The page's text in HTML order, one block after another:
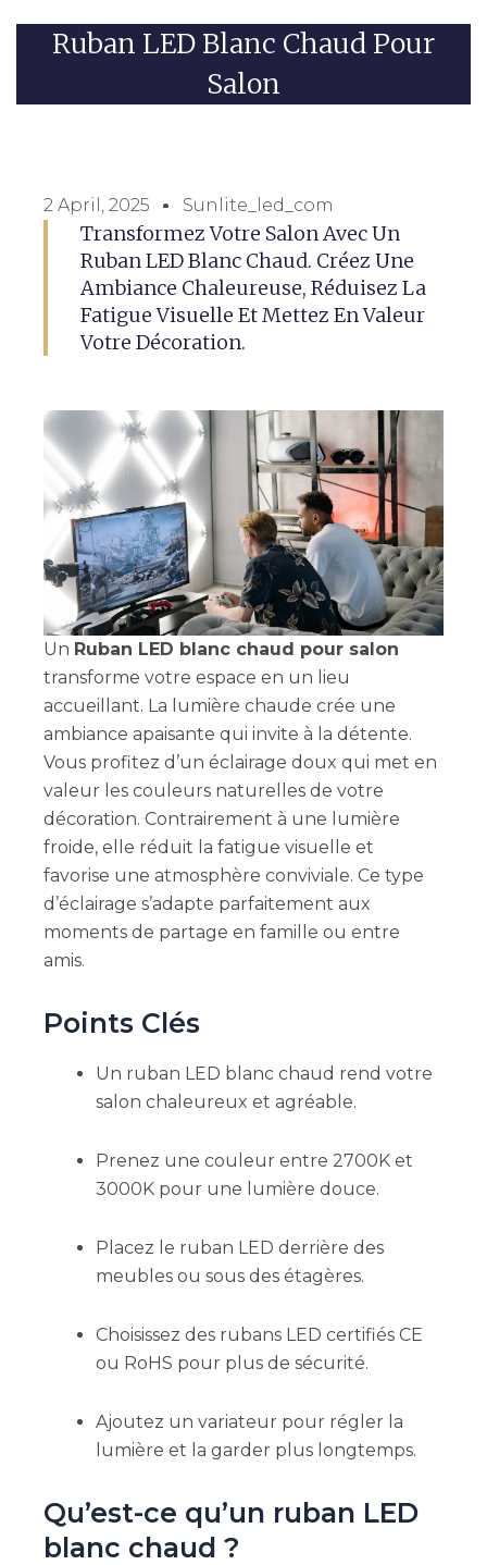
Ruban LED Blanc Chaud Pour
Salon
2 April, 2025 Sunlite_led_com
Transformez Votre Salon Avec Un
Ruban LED Blanc Chaud. Créez Une
Ambiance Chaleureuse, Réduisez La
Fatigue Visuelle Et Mettez En Valeur
Votre Décoration.
Un Ruban LED blanc chaud pour salon
transforme votre espace en un lieu
accueillant. La lumière chaude crée une
ambiance apaisante qui invite à la détente.
Vous profitez d’un éclairage doux qui met en
valeur les couleurs naturelles de votre
décoration. Contrairement à une lumière
froide, elle réduit la fatigue visuelle et
favorise une atmosphère conviviale. Ce type
d’éclairage s’adapte parfaitement aux
moments de partage en famille ou entre
amis.
Points Clés
Un ruban LED blanc chaud rend votre
salon chaleureux et agréable.
Prenez une couleur entre 2700K et
3000K pour une lumière douce.
Placez le ruban LED derrière des
meubles ou sous des étagères.
Choisissez des rubans LED certifiés CE
ou RoHS pour plus de sécurité.
Ajoutez un variateur pour régler la
lumière et la garder plus longtemps.
Qu’est-ce qu’un ruban LED
blanc chaud ?